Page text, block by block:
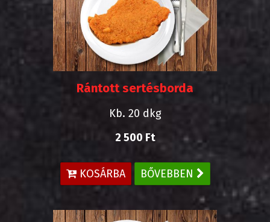
Rántott sertésborda
Kb. 20 dkg
2 500 Ft
KOSÁRBA BŐVEBBEN